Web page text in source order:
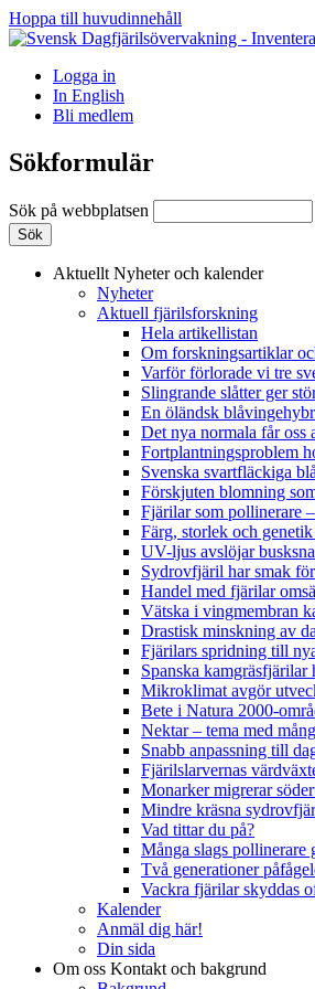
Hoppa till huvudinnehåll
Logga in
In English
Bli medlem
Sökformulär
Sök på webbplatsen
Aktuellt Nyheter och kalender
Nyheter
Aktuell fjärilsforskning
Hela artikellistan
Om forskningsartiklar
Varför förlorade vi tre
Slingrande slåtter ger
En öländsk
Det nya normala får oss
Fortplantningsproblem
Svenska svartfläckiga
Förskjuten blomning
Fjärilar som pollinerare
Färg, storlek och
UV-ljus avslöjar
Sydrovfjäril har smak
Handel med fjärilar
Vätska i vingmembran
Drastisk minskning av
Fjärilars spridning till
Spanska kamgräsfjärilar
Mikroklimat avgör
Bete i Natura 2000-
Nektar – tema med
Snabb anpassning till
Fjärilslarvernas
Monarker migrerar
Mindre kräsna
Vad tittar du på?
Många slags pollinerare
Två generationer
Vackra fjärilar skyddas
Kalender
Anmäl dig här!
Din sida
Om oss Kontakt och bakgrund